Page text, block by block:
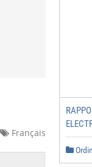
Français